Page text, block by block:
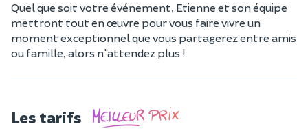
Quel que soit votre événement, Etienne et son équipe
mettront tout en œuvre pour vous faire vivre un
moment exceptionnel que vous partagerez entre amis
ou famille, alors n'attendez plus !
Les tarifs